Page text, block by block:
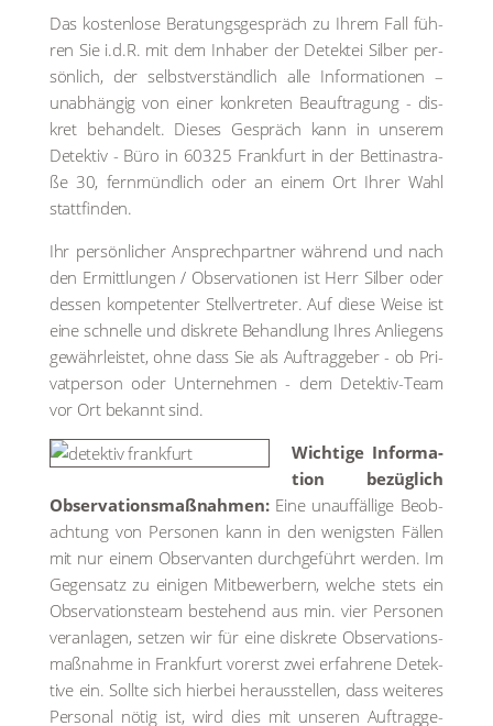
Das kos­ten­lo­se Bera­tungs­ge­spräch zu Ihrem Fall füh­
ren Sie i.d.R. mit dem Inha­ber der Detek­tei Sil­ber per­
sön­lich, der selbst­ver­ständ­lich alle Infor­ma­tio­nen –
unab­hän­gig von einer kon­kre­ten Beauf­tra­gung - dis­
kret behan­delt. Die­ses Gespräch kann in unse­rem
Detek­tiv - Büro in 60325 Frank­furt in der Bet­tina­stra­
ße 30, fern­münd­lich oder an einem Ort Ihrer Wahl
statt­fin­den.
Ihr per­sön­li­cher Ansprech­part­ner wäh­rend und nach
den Ermitt­lun­gen / Obser­va­tio­nen ist Herr Sil­ber oder
des­sen kom­pe­ten­ter Stell­ver­tre­ter. Auf die­se Wei­se ist
eine schnel­le und dis­kre­te Behand­lung Ihres Anlie­gens
gewähr­leis­tet, ohne dass Sie als Auf­trag­ge­ber - ob Pri­
vat­per­son oder Unter­neh­men - dem Detek­tiv-Team
vor Ort bekannt sind.
Wich­ti­ge Infor­ma­
ti­on bezüg­lich
Obser­va­ti­ons­maß­nah­men:Eine unauf­fäl­li­ge Beob­
ach­tung von Per­so­nen kann in den wenigs­ten Fäl­len
mit nur einem Obser­van­ten durch­ge­führt wer­den. Im
Gegen­satz zu eini­gen Mit­be­wer­bern, wel­che stets ein
Obser­va­ti­ons­team bestehend aus min. vier Per­so­nen
ver­an­la­gen, set­zen wir für eine dis­kre­te Obser­va­ti­ons­
maß­nah­me in Frank­furt vor­erst zwei erfah­re­ne Detek­
ti­ve ein. Soll­te sich hier­bei her­aus­stel­len, dass wei­te­res
Per­so­nal nötig ist, wird dies mit unse­ren Auf­trag­ge­